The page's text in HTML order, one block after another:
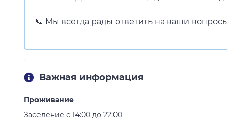
📞 Мы всегда рады ответить на ваши
Важная информация
Проживание
Заселение с 14:00 до 22:00